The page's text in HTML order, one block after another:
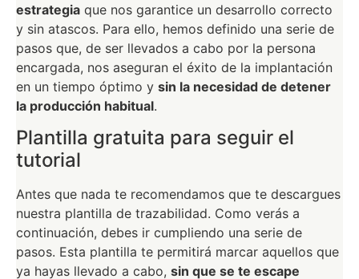
estrategia que nos garantice un desarrollo correcto
y sin atascos. Para ello, hemos definido una serie de
pasos que, de ser llevados a cabo por la persona
encargada, nos aseguran el éxito de la implantación
en un tiempo óptimo y sin la necesidad de detener
la producción habitual.
Plantilla gratuita para seguir el
tutorial
Antes que nada te recomendamos que te descargues
nuestra plantilla de trazabilidad. Como verás a
continuación, debes ir cumpliendo una serie de
pasos. Esta plantilla te permitirá marcar aquellos que
ya hayas llevado a cabo, sin que se te escape